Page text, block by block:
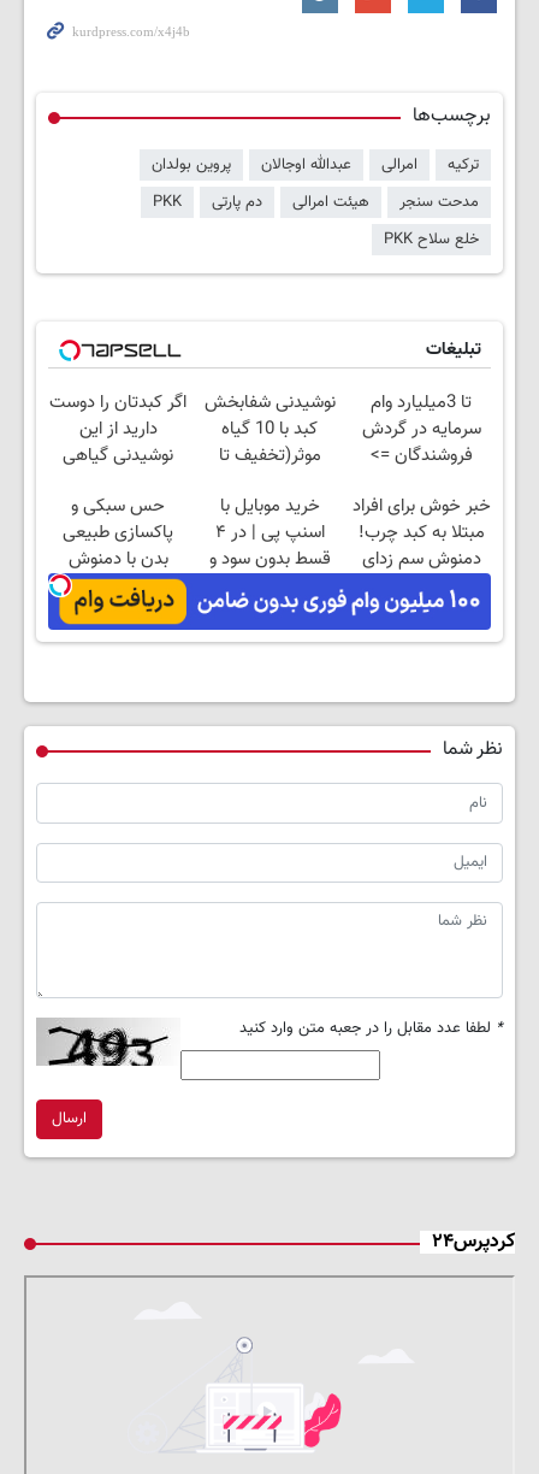
برچسب‌ها
ترکیه امرالی عبدالله اوجالان
پروین بولدان
مدحت سنجر
هیئت امرالی دم پارتی
PKK
خلع سلاح PKK
تبلیغات
تا 3میلیارد وام
سرمایه در گردش
فروشندگان =>
کن
نوشیدنی شفابخش
کبد با 10 گیاه
موثر(تخفیف تا
اگر کبدتان را دوست
دارید از این
نوشیدنی گیاهی
خبر خوش برای افراد
مبتلا به کبد چرب!
دمنوش سم زدای
کبد با55%تخفیف
خرید موبایل با
اسنپ پی | در ۴
قسط بدون سود و
کارمزد!
حس سبکی و
پاکسازی طبیعی
بدن با دمنوش
کبد55%تخفیف
نظر شما
* لطفا عدد مقابل را در جعبه متن وارد کنید
ارسال
کردپرس۲۴